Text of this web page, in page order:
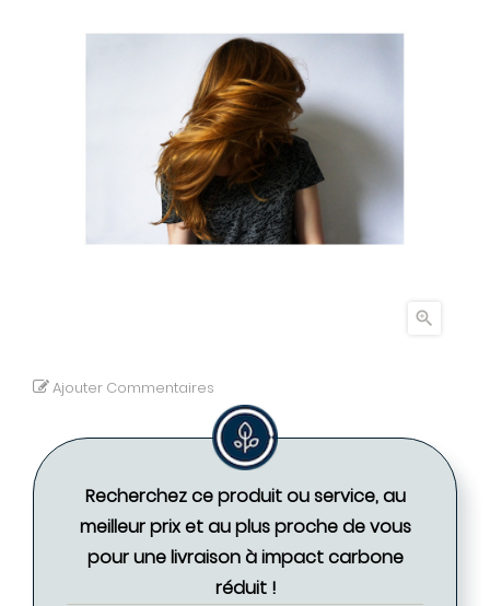

Ajouter Commentaires
Recherchez ce produit ou service, au
meilleur prix et au plus proche de vous
pour une livraison à impact carbone
réduit !